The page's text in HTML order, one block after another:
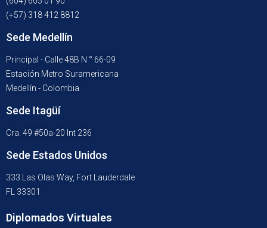
(+57) 318 412 8812
Sede Medellín
Principal - Calle 48B N ° 66-09
Estación Metro Suramericana
Medellín - Colombia
Sede Itagüí
Cra. 49 #50a-20 Int 236
Sede Estados Unidos
333 Las Olas Way, Fort Lauderdale
FL 33301
Diplomados Virtuales